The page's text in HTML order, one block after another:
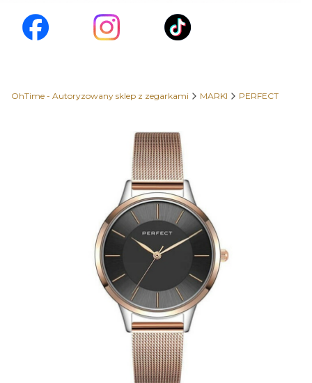
OhTime - Autoryzowany sklep z zegarkami MARKI PERFECT